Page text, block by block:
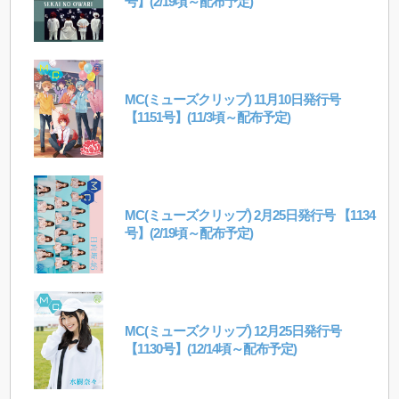
MC(ミューズクリップ) 11月10日発行号
【1151号】(11/3頃～配布予定)
MC(ミューズクリップ) 2月25日発行号 【1134
号】(2/19頃～配布予定)
MC(ミューズクリップ) 12月25日発行号
【1130号】(12/14頃～配布予定)